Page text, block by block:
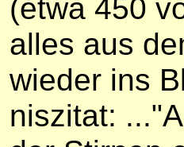
(etwa 450
alles aus
wieder ins
niszitat: